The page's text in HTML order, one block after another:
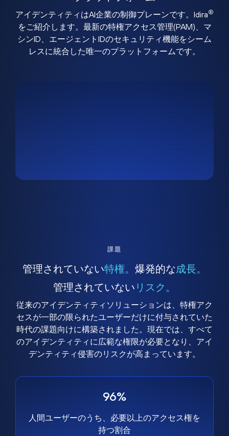
アイデンティティはAI企業の制御プレーンです。Idira®
をご紹介します。最新の特権アクセス管理(PAM)、マ
シンID、エージェントIDのセキュリティ機能をシーム
レスに統合した唯一のプラットフォームです。
課題
管理されていない特権。 爆発的な成長。
管理されていない リスク。
従来のアイデンティティソリューションは、特権アク
セスが一部の限られたユーザーだけに付与されていた
時代の課題向けに構築されました。現在では、すべて
のアイデンティティに広範な権限が必要となり、アイ
デンティティ侵害のリスクが高まっています。
96%
人間ユーザーのうち、必要以上のアクセス権を
持つ割合